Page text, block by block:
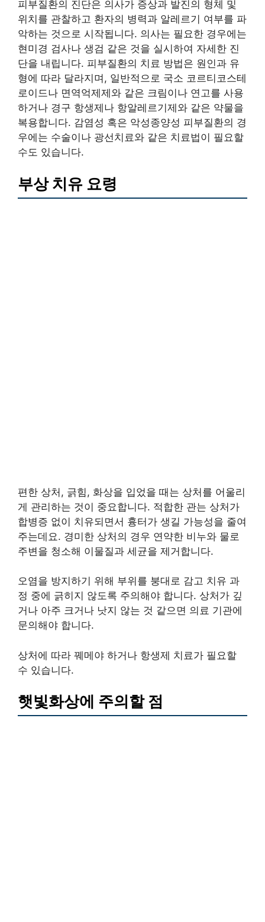
피부질환의 진단은 의사가 증상과 발진의 형체 및
위치를 관찰하고 환자의 병력과 알레르기 여부를 파
악하는 것으로 시작됩니다. 의사는 필요한 경우에는
현미경 검사나 생검 같은 것을 실시하여 자세한 진
단을 내립니다. 피부질환의 치료 방법은 원인과 유
형에 따라 달라지며, 일반적으로 국소 코르티코스테
로이드나 면역억제제와 같은 크림이나 연고를 사용
하거나 경구 항생제나 항알레르기제와 같은 약물을
복용합니다. 감염성 혹은 악성종양성 피부질환의 경
우에는 수술이나 광선치료와 같은 치료법이 필요할
수도 있습니다.
부상 치유 요령
편한 상처, 긁힘, 화상을 입었을 때는 상처를 어울리
게 관리하는 것이 중요합니다. 적합한 관는 상처가
합병증 없이 치유되면서 흉터가 생길 가능성을 줄여
주는데요. 경미한 상처의 경우 연약한 비누와 물로
주변을 청소해 이물질과 세균을 제거합니다.
오염을 방지하기 위해 부위를 붕대로 감고 치유 과
정 중에 긁히지 않도록 주의해야 합니다. 상처가 깊
거나 아주 크거나 낫지 않는 것 같으면 의료 기관에
문의해야 합니다.
상처에 따라 꿰메야 하거나 항생제 치료가 필요할
수 있습니다.
햇빛화상에 주의할 점